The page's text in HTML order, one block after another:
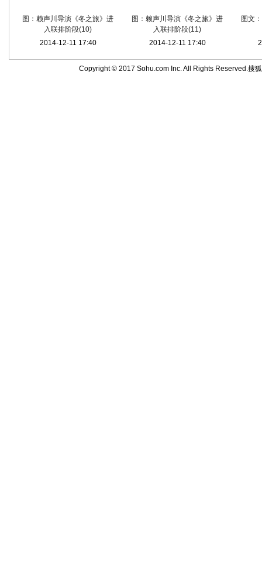
图：赖声川导演《冬之旅》进
入联排阶段(10)
2014-12-11 17:40
图：赖声川导演《冬之旅》进
入联排阶段(11)
2014-12-11 17:40
图文
Copyright © 2017 Sohu.com Inc. All Rights Reserved.搜